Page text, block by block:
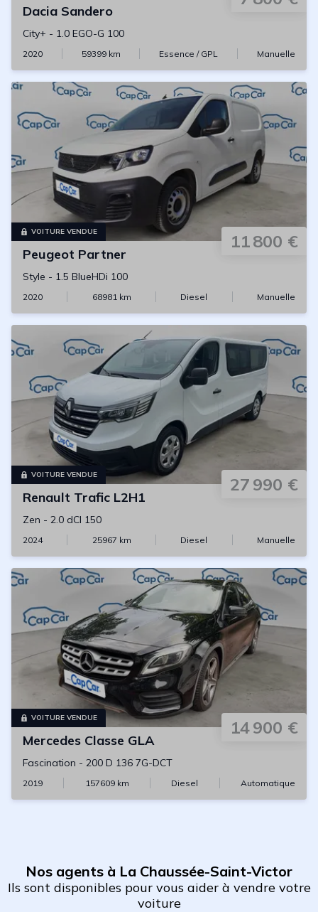
Dacia Sandero
City+ - 1.0 EGO-G 100
2020 59399km Essence / GPL Manuelle
VOITURE VENDUE 11 800 €
Peugeot Partner
Style - 1.5 BlueHDi 100
2020 68981km Diesel Manuelle
VOITURE VENDUE 27 990 €
Renault Trafic L2H1
Zen - 2.0 dCI 150
2024 25967 km Diesel Manuelle
VOITURE VENDUE 14 900 €
Mercedes Classe GLA
Fascination - 200 D 136 7G-DCT
2019 157609km Diesel Automatique
Nos agents à La Chaussée-Saint-Victor
Ils sont disponibles pour vous aider à vendre votre
voiture